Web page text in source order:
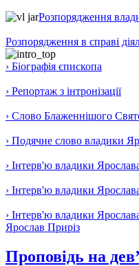
Розпорядження
Розпорядження в справі
› Біографія єпископа
› Репортаж з інтронізації
› Слово Блаженнішого
› Подячне слово владики
› Інтерв'ю владики
› Інтерв'ю владики
› Інтерв'ю владики
Ярослав Приріз
Проповідь на